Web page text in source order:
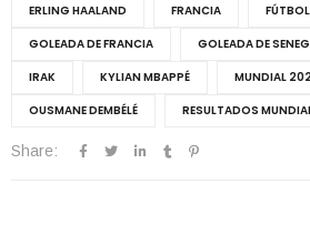
ERLING HAALAND
FRANCIA
GOLEADA DE FRANCIA
GOLEADA DE
IRAK
KYLIAN MBAPPÉ MUNDIAL
OUSMANE DEMBÉLÉ
RESULTADOS
Share: